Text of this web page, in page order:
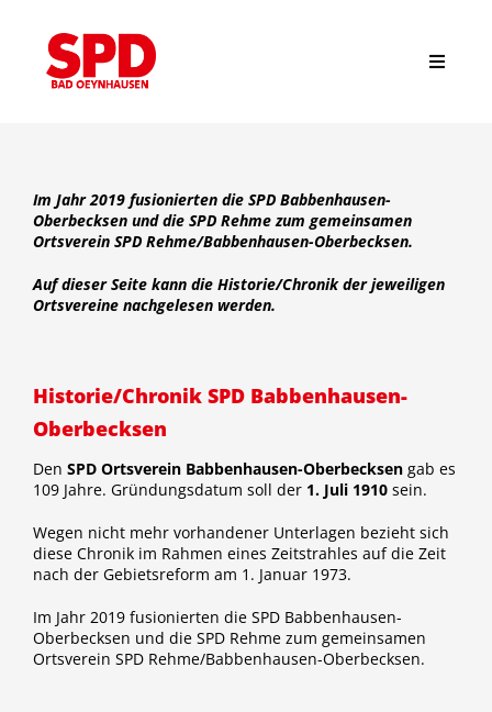
springen
Toggle
Start
News
Ortsvereine
Jusos
Kreistag
Im Jahr 2019 fusionierten die SPD Babbenhausen-
Oberbecksen und die SPD Rehme zum gemeinsamen
Ortsverein SPD Rehme/Babbenhausen-Oberbecksen.
Auf dieser Seite kann die Historie/Chronik der jeweiligen
Ortsvereine nachgelesen werden.
Historie/Chronik SPD Babbenhausen-
Oberbecksen
Den SPD Ortsverein Babbenhausen-Oberbecksengab es
109 Jahre. Gründungsdatum soll der 1. Juli 1910sein.
Wegen nicht mehr vorhandener Unterlagen bezieht sich
diese Chronik im Rahmen eines Zeitstrahles auf die Zeit
nach der Gebietsreform am 1. Januar 1973.
Im Jahr 2019 fusionierten die SPD Babbenhausen-
Oberbecksen und die SPD Rehme zum gemeinsamen
Ortsverein SPD Rehme/Babbenhausen-Oberbecksen.